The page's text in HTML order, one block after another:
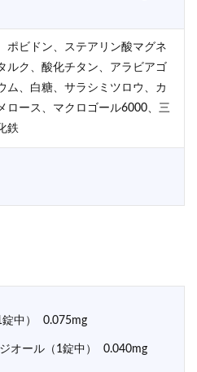
ポビドン、ステアリン酸マグネ
ルク、酸化チタン、アラビアゴ
ム、白糖、サラシミツロウ、カ
ロース、マクロゴール6000、三
鉄
錠中） 0.075mg
オール（1錠中） 0.040mg